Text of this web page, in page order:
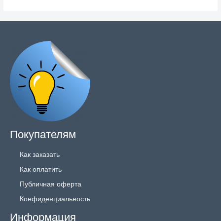
Покупателям
Как заказать
Как оплатить
Публичная оферта
Конфиденциальность
Информация